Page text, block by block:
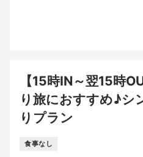
【15時IN～翌15時
り旅におすすめ♪シ
りプラン
食事なし